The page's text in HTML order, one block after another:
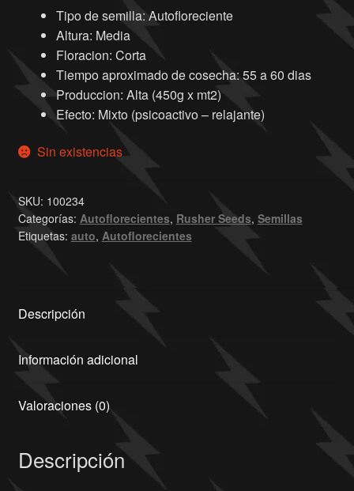
Tipo de semilla: Autofloreciente
Altura: Media
Floracion: Corta
Tiempo aproximado de cosecha: 55 a 60 dias
Produccion: Alta (450g x mt2)
Efecto: Mixto (psicoactivo – relajante)
Sin existencias
SKU: 100234
Categorías: Autoflorecientes, Rusher Seeds, Semillas
Etiquetas: auto, Autoflorecientes
Descripción
Información adicional
Valoraciones (0)
Descripción